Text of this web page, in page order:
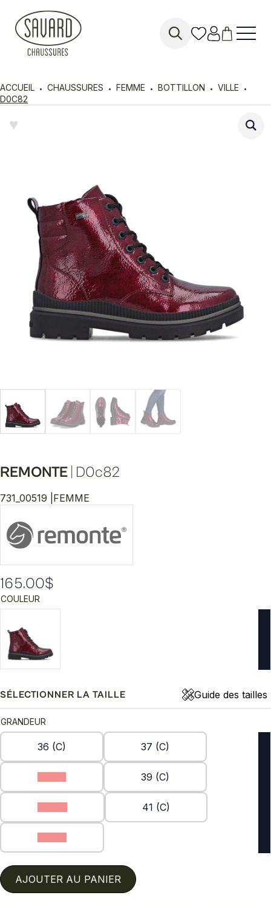
ACCUEIL CHAUSSURES FEMME BOTTILLON
VILLE
D0C82
♥︎
REMONTE D0c82
731_00519 | FEMME
165.00$
COULEUR
SÉLECTIONNER LA TAILLE Guide des tailles
GRANDEUR
36 (C) 37 (C)
39 (C)
41 (C)
AJOUTER AU PANIER